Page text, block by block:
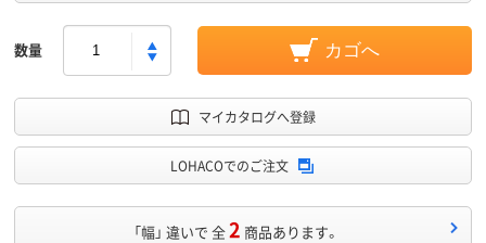
数量 カゴへ
マイカタログへ登録
LOHACOでのご注文
「幅」 違いで 全2 商品あります。